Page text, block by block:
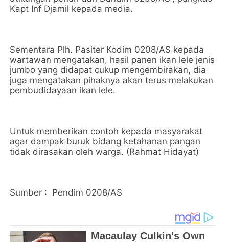
Kapt Inf Djamil kepada media.
Sementara Plh. Pasiter Kodim 0208/AS kepada
wartawan mengatakan, hasil panen ikan lele jenis
jumbo yang didapat cukup mengembirakan, dia
juga mengatakan pihaknya akan terus melakukan
pembudidayaan ikan lele.
Untuk memberikan contoh kepada masyarakat
agar dampak buruk bidang ketahanan pangan
tidak dirasakan oleh warga. (Rahmat Hidayat)
Sumber : Pendim 0208/AS